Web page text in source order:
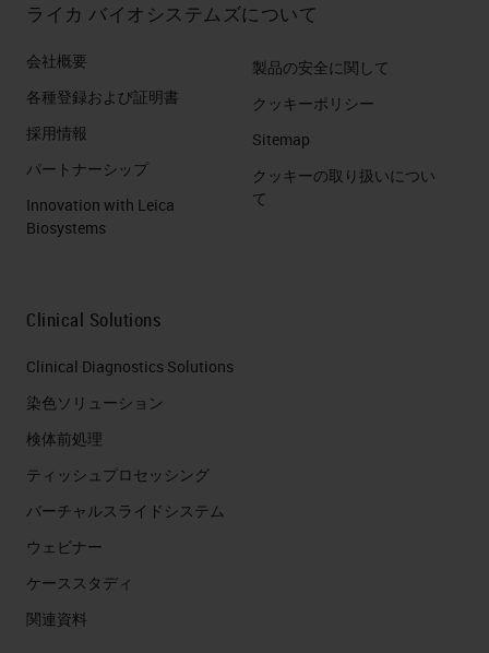
ライカ バイオシステムズについて
会社概要
各種登録および証明書
採用情報
パートナーシップ
Innovation with Leica
Biosystems
製品の安全に関して
クッキーポリシー
Sitemap
クッキーの取り扱いについ
て
Clinical Solutions
Clinical Diagnostics Solutions
染色ソリューション
検体前処理
ティッシュプロセッシング
バーチャルスライドシステム
ウェビナー
ケーススタディ
関連資料